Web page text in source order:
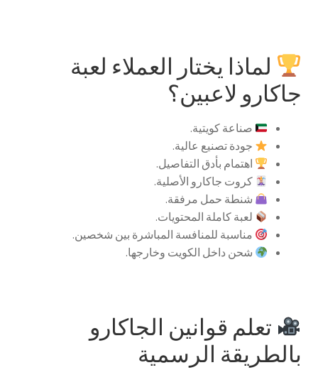
لماذا يختار العملاء لعبة
جاكارو لاعبين؟
صناعة كويتية.
جودة تصنيع عالية.
اهتمام بأدق التفاصيل.
كروت جاكارو الأصلية.
شنطة حمل مرفقة.
لعبة كاملة المحتويات.
مناسبة للمنافسة المباشرة بين شخصين.
شحن داخل الكويت وخارجها.
تعلم قوانين الجاكارو
بالطريقة الرسمية